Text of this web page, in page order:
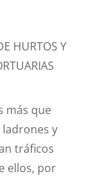
HURTOS Y
más que
y
tráficos
ellos, por